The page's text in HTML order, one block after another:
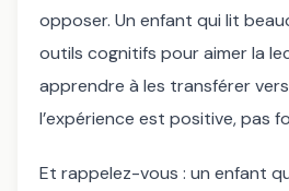
opposer. Un enfant qui lit
outils cognitifs pour aimer la
apprendre à les transférer
l’expérience est positive, pas
Et rappelez-vous : un enfant